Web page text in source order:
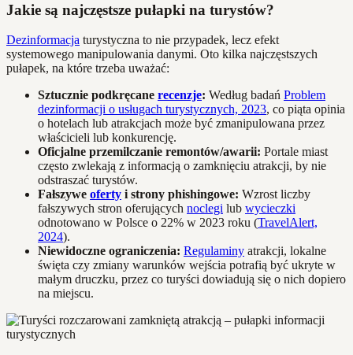
Jakie są najczęstsze pułapki na turystów?
Dezinformacja turystyczna to nie przypadek, lecz efekt
systemowego manipulowania danymi. Oto kilka najczęstszych
pułapek, na które trzeba uważać:
Sztucznie podkręcane recenzje: Według badań Problem
dezinformacji o usługach turystycznych, 2023, co piąta opinia
o hotelach lub atrakcjach może być zmanipulowana przez
właścicieli lub konkurencję.
Oficjalne przemilczanie remontów/awarii: Portale miast
często zwlekają z informacją o zamknięciu atrakcji, by nie
odstraszać turystów.
Fałszywe oferty i strony phishingowe: Wzrost liczby
fałszywych stron oferujących noclegi lub wycieczki
odnotowano w Polsce o 22% w 2023 roku (TravelAlert,
2024).
Niewidoczne ograniczenia: Regulaminy atrakcji, lokalne
święta czy zmiany warunków wejścia potrafią być ukryte w
małym druczku, przez co turyści dowiadują się o nich dopiero
na miejscu.